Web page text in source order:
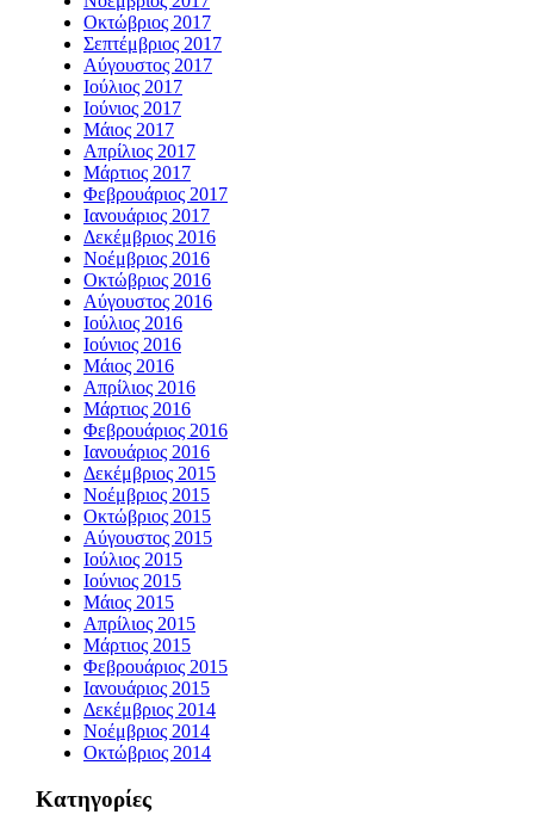
Οκτώβριος 2017
Σεπτέμβριος 2017
Αύγουστος 2017
Ιούλιος 2017
Ιούνιος 2017
Μάιος 2017
Απρίλιος 2017
Μάρτιος 2017
Φεβρουάριος 2017
Ιανουάριος 2017
Δεκέμβριος 2016
Νοέμβριος 2016
Οκτώβριος 2016
Αύγουστος 2016
Ιούλιος 2016
Ιούνιος 2016
Μάιος 2016
Απρίλιος 2016
Μάρτιος 2016
Φεβρουάριος 2016
Ιανουάριος 2016
Δεκέμβριος 2015
Νοέμβριος 2015
Οκτώβριος 2015
Αύγουστος 2015
Ιούλιος 2015
Ιούνιος 2015
Μάιος 2015
Απρίλιος 2015
Μάρτιος 2015
Φεβρουάριος 2015
Ιανουάριος 2015
Δεκέμβριος 2014
Νοέμβριος 2014
Οκτώβριος 2014
Kατηγορίες